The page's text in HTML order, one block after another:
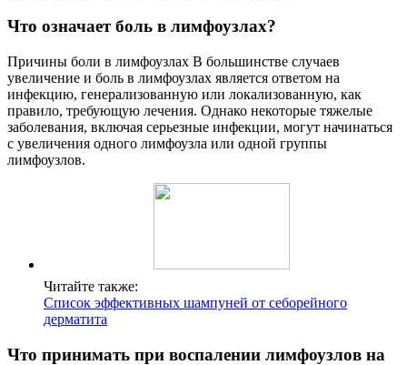
Что означает боль в лимфоузлах?
Причины боли в лимфоузлах В большинстве случаев
увеличение и боль в лимфоузлах является ответом на
инфекцию, генерализованную или локализованную, как
правило, требующую лечения. Однако некоторые тяжелые
заболевания, включая серьезные инфекции, могут начинаться
с увеличения одного лимфоузла или одной группы
лимфоузлов.
Читайте также:
Список эффективных шампуней от себорейного
дерматита
Что принимать при воспалении лимфоузлов на